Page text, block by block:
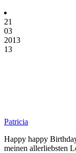
21
03
2013
13
Patricia
Happy happy
meinen allerliebsten